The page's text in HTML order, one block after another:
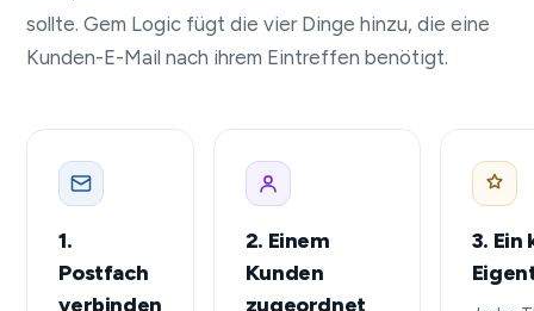
sollte. Gem Logic fügt die vier Dinge hinzu, die eine
Kunden-E-Mail nach ihrem Eintreffen benötigt.
1.
Postfach
verbinden
2. Einem
Kunden
zugeordnet
3. Ein